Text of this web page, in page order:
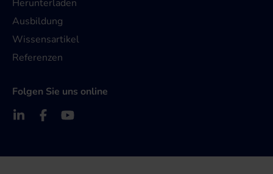
Herunterladen
Ausbildung
Wissensartikel
Referenzen
Folgen Sie uns online